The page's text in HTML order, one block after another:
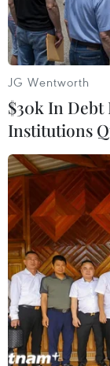
Nhà nước.
Vị trí của
Ngày 5/3, Sở
phố Đà
tấn, báo chí
khu “đất
dụng đất số
JG Wentworth
$30k In Debt
Institutions